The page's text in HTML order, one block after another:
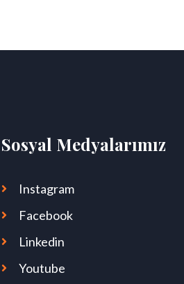
Sosyal Medyalarımız
Instagram
Facebook
Linkedin
Youtube